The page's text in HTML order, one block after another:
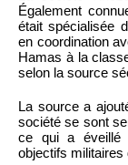
Également
était spécialisée
en coordination
Hamas à la
selon la source
La source a
société se sont
ce qui a éveillé
objectifs militaires